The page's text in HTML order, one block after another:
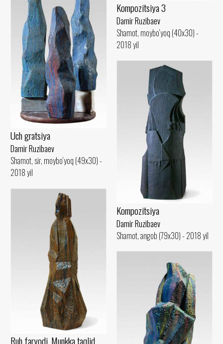
Kompozitsiya 3
Damir Ruzibaev
Shamot, moybo‘yoq (40x30) -
2018 yil
Uch gratsiya
Damir Ruzibaev
Shamot, sir, moybo‘yoq (49x30) -
2018 yil
Kompozitsiya
Damir Ruzibaev
Shamot, angob (79x30) - 2018 yil
Ruh faryodi. Munkka taqlid